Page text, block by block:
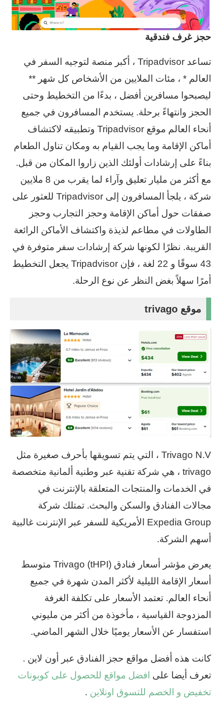
حجز غرف فندقية
تساعد Tripadvisor ، أكبر منصة لتوجيه السفر في
العالم * ، مئات الملايين من الأشخاص كل شهر **
ليصبحوا مسافرين أفضل ، بدءًا من التخطيط وحتى
الحجز وانتهاءً برحلة. يستخدم المسافرون في جميع
أنحاء العالم موقع Tripadvisor وتطبيقه لاكتشاف
أماكن الإقامة وما يجب القيام به ومكان تناول الطعام
بناءً على إرشادات أولئك الذين زاروا المكان من قبل.
مع أكثر من مليار تعليق وآراء لما يقرب من 8 ملايين
شركة ، يلجأ المسافرون إلى Tripadvisor للعثور على
صفقات حول أماكن الإقامة وحجز التجارب وحجز
الطاولات في مطاعم لذيذة واكتشاف الأماكن الرائعة
القريبة. نظرًا لكونها شركة إرشادات سفر متوفرة في
43 سوقًا و 22 لغة ، فإن Tripadvisor يجعل التخطيط
أمرًا سهلاً بغض النظر عن نوع الرحلة.
موقع trivago
Trivago N.V ، التي يتم تسويقها بأحرف صغيرة مثل
trivago ، هي شركة تقنية عبر وطنية ألمانية متخصصة
في الخدمات والمنتجات المتعلقة بالإنترنت في
مجالات الفنادق والسكن والبحث. تمتلك شركة
Expedia Group الأمريكية للسفر عبر الإنترنت غالبية
أسهم الشركة.
يعرض مؤشر أسعار فنادق Trivago (tHPI) متوسط
أسعار الإقامة الليلية لأكثر المدن شهرة في جميع
أنحاء العالم. تعتمد الأسعار على تكلفة الغرفة
المزدوجة القياسية ، مأخوذة من أكثر من مليوني
استفسار عن الأسعار يوميًا خلال الشهر الماضي.
كانت هذه أفضل مواقع حجز الفنادق عبر أون لاين .
تعرف أيضا على افضل مواقع للحصول على كوبونات
تخفيض و الخصم للتسوق اونلاين .